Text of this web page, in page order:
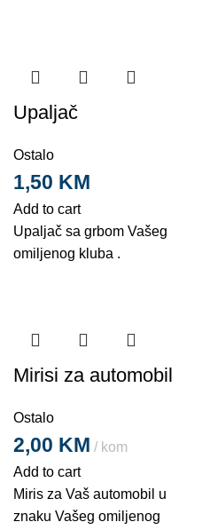
Upaljač
Ostalo
1,50 KM
Add to cart
Upaljač sa grbom Vašeg
omiljenog kluba .
Mirisi za automobil
Ostalo
2,00 KM
kom
Add to cart
Miris za Vaš automobil u
znaku Vašeg omiljenog